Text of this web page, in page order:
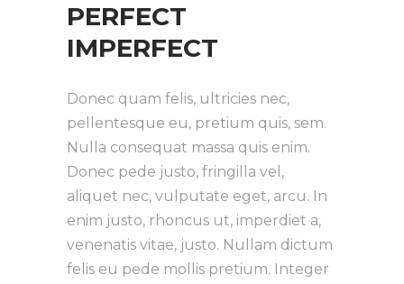
PERFECT
IMPERFECT
Donec quam felis, ultricies nec,
pellentesque eu, pretium quis, sem.
Nulla consequat massa quis enim.
Donec pede justo, fringilla vel,
aliquet nec, vulputate eget, arcu. In
enim justo, rhoncus ut, imperdiet a,
venenatis vitae, justo. Nullam dictum
felis eu pede mollis pretium. Integer